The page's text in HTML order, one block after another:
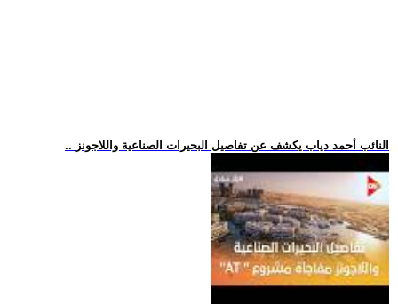
.. النائب أحمد دياب يكشف عن تفاصيل البحيرات الصناعية واللاجونز